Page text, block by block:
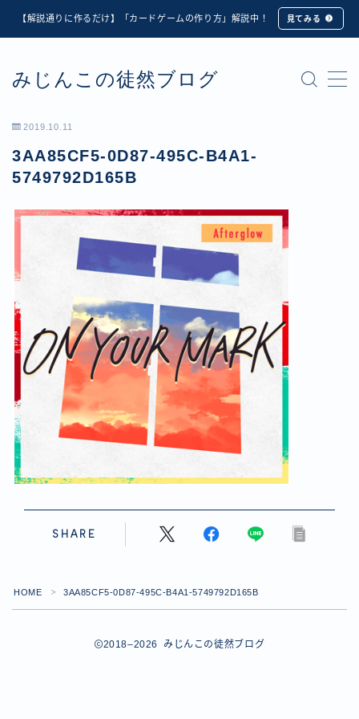
【解説通りに作るだけ】「カードゲームの作り方」解説中！ 見てみる
みじんこの徒然ブログ
★修正版★【Unity カードゲーム】オンライン対戦機能
【ダイスバトルガールズ】EXECUTION CALL ―執行者
たちの招待状― イベント詳細
酬詳細
【ダイスバトルガールズ】お正月イベント詳細
【ダイスバトルガールズ】サマーリフレイン -夏の残響-
イベント詳細
【ダイスバトルガールズ】システムアップデート内容詳
細
【ダイスバトルガールズ】スプリング・ロア -春嵐の咆
哮- イベント詳細
【ダイスバトルガールズ】バレンタインイベント詳細
【ダイスバトルガールズ】ブライダル・セレクションズ
イベント詳細
【ダイスバトルガールズ】ホワイトデーイベント詳細
【ダイスバトルガールズ】ローグバトルガールズ コラ
お問い合わせ
デモプリセット記事 #8
デモプリセット記事 #8
デモプリセット記事 Part07
プライバシーポリシー
Follow Me
2019.10.11
3AA85CF5-0D87-495C-B4A1-
5749792D165B
SHARE
HOME ＞ 3AA85CF5-0D87-495C-B4A1-5749792D165B
2018–2026 みじんこの徒然ブログ